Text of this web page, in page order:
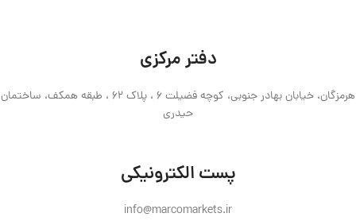
دفتر مرکزی
هرمزگان، خیابان بهادر جنوبی، کوچه فضیلت 6 ، پلاک 62 ، طبقه همکف، ساختمان
حیدری
پست الکترونیکی
info@marcomarkets.ir